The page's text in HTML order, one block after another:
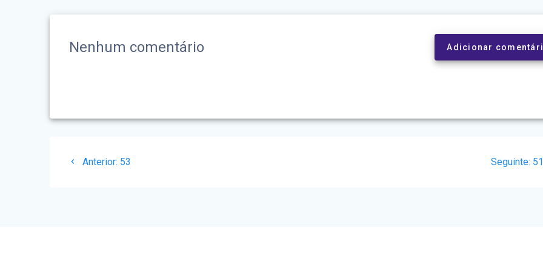
Nenhum comentário Adicionar
Navegação
Anterior: Post
53 Seguinte: 51